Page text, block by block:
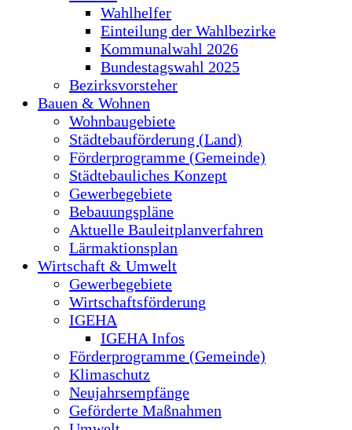
Wahlhelfer
Einteilung der Wahlbezirke
Kommunalwahl 2026
Bundestagswahl 2025
Bezirksvorsteher
Bauen & Wohnen
Wohnbaugebiete
Städtebauförderung (Land)
Förderprogramme (Gemeinde)
Städtebauliches Konzept
Gewerbegebiete
Bebauungspläne
Aktuelle Bauleitplanverfahren
Lärmaktionsplan
Wirtschaft & Umwelt
Gewerbegebiete
Wirtschaftsförderung
IGEHA
IGEHA Infos
Förderprogramme (Gemeinde)
Klimaschutz
Neujahrsempfänge
Geförderte Maßnahmen